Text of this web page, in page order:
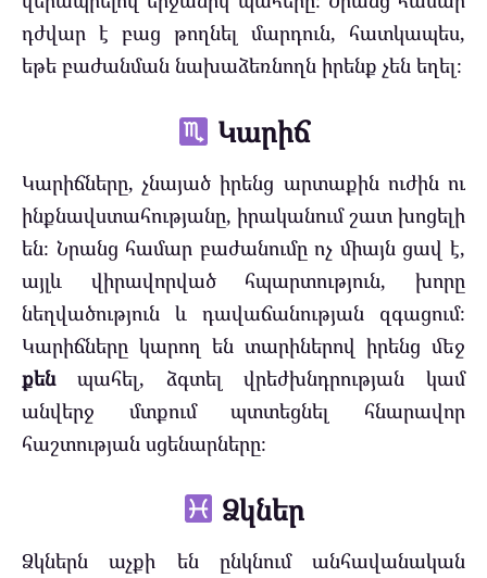
դժվար է բաց թողնել մարդուն, հատկապես,
եթե բաժանման նախաձեռնողն իրենք չեն եղել։
Կարիճ
Կարիճները, չնայած իրենց արտաքին ուժին ու
ինքնավստահությանը, իրականում շատ խոցելի
են։ Նրանց համար բաժանումը ոչ միայն ցավ է,
այլև վիրավորված հպարտություն, խորը
նեղվածություն և դավաճանության զգացում։
Կարիճները կարող են տարիներով իրենց մեջ
քենպահել, ձգտել վրեժխնդրության կամ
անվերջ մտքում պտտեցնել հնարավոր
հաշտության սցենարները։
Ձկներ
Ձկներն աչքի են ընկնում անհավանական